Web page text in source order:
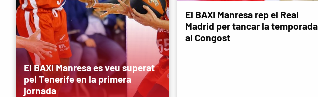
El BAXI Manresa es veu superat
pel Tenerife en la primera
jornada
El BAXI Manresa rep el Real
Madrid per tancar la temporada
al Congost